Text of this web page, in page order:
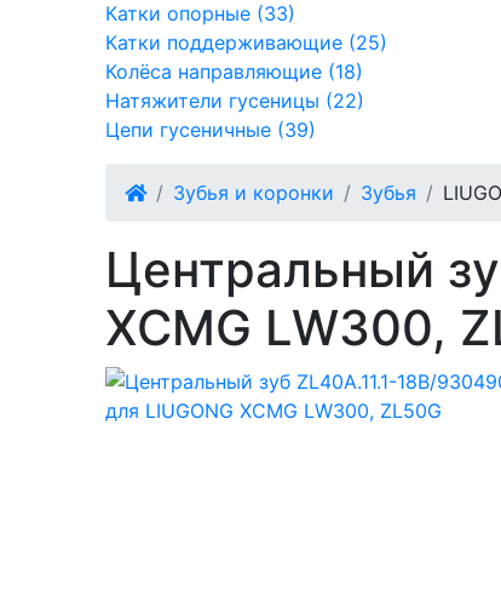
Катки опорные (33)
Катки поддерживающие (25)
Колёса направляющие (18)
Натяжители гусеницы (22)
Цепи гусеничные (39)
Зубья и коронки Зубья
Центральный
XCMG LW300,